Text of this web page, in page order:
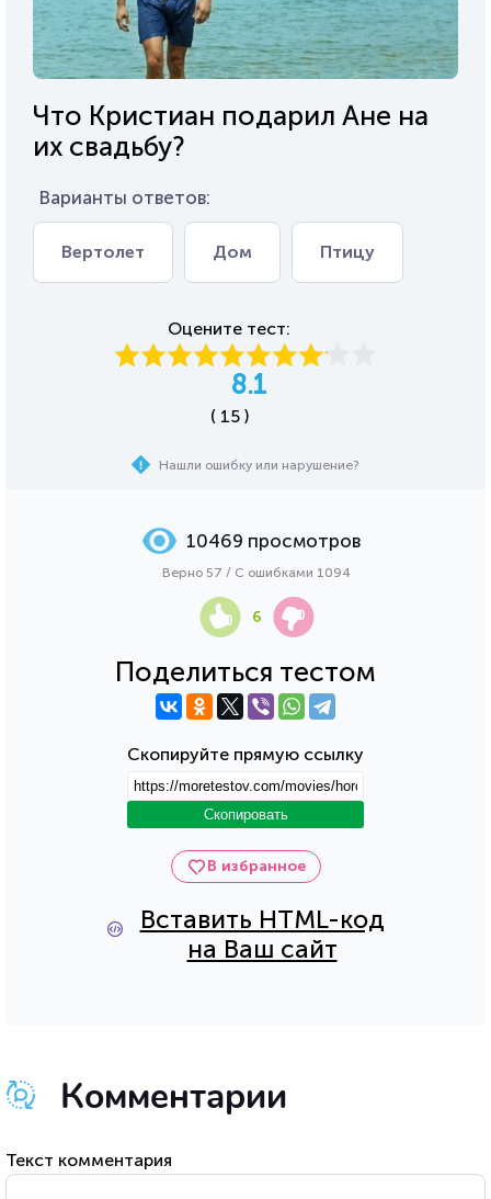
Что Кристиан подарил Ане на
их свадьбу?
Варианты ответов:
Вертолет Дом Птицу
Оцените тест:
8.1
( 15 )
Нашли ошибку или нарушение?
В избранное
Вставить HTML-код
на Ваш сайт
Поделиться тестом
Скопируйте прямую ссылку
Скопировать
10469 просмотров
Верно 57 / С ошибками 1094
6
Комментарии
Текст комментария